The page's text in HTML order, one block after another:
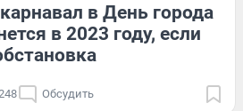
в День города
в 2023 году, если
Обсудить